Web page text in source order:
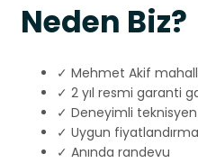
Neden Biz?
✓ Mehmet Akif
✓ 2 yıl resmi garanti
✓ Deneyimli
✓ Uygun fiyatlandırma
✓ Anında randevu